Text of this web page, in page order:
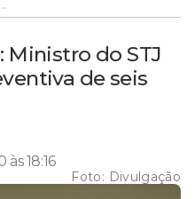
Ministro do STJ
de seis
18:16
Foto: Divulgação